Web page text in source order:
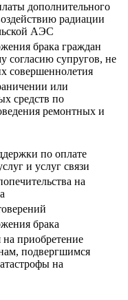
дополнительного
радиации
АЭС
брака граждан
согласию супругов, не
совершеннолетия
или
средств по
ремонтных и
по оплате
и услуг связи
на
брака
приобретение
подвергшимся
на